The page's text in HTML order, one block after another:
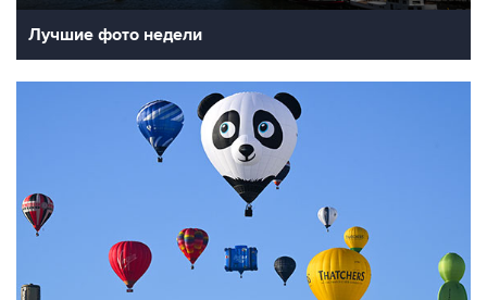
Лучшие фото недели